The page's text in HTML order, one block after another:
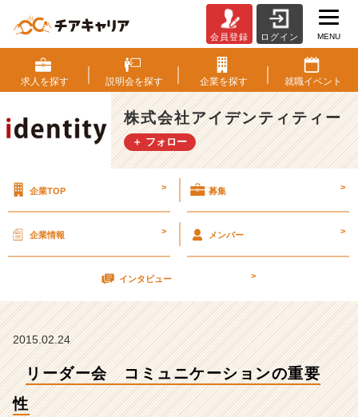
ー
ダ
ー
会
コ
ミ
ー
ン
の
会
会員登録 ログイン MENU
求人を探す 説明会を探す 企業を探す 就職イベント
株式会社アイデンティティー
＋ フォロー
企業TOP > 募集 >
企業情報 > メンバー >
インタビュー >
2015.02.24
リーダー会 コミュニケーションの重要
性